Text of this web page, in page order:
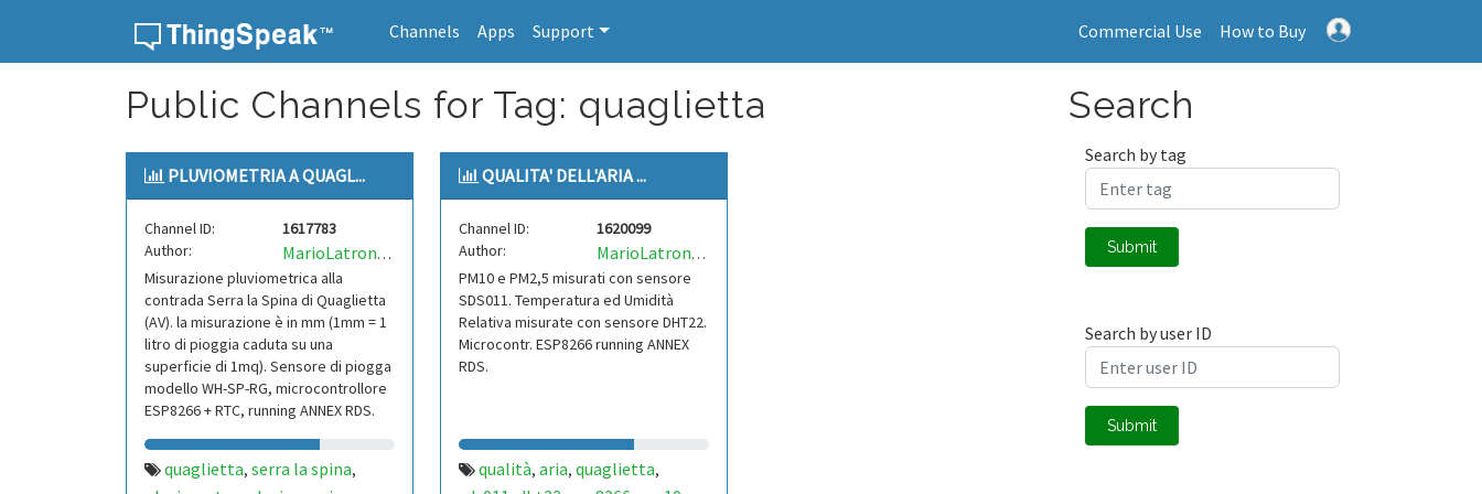
Channels Apps Support Commercial Use How to Buy
Public Channels for Tag: quaglietta
PLUVIOMETRIA A QUAGL...
Channel ID:
1617783
Author:
MarioLatronico
Misurazione pluviometrica alla
contrada Serra la Spina di Quaglietta
(AV). la misurazione è in mm (1mm = 1
litro di pioggia caduta su una
superficie di 1mq). Sensore di piogga
modello WH-SP-RG, microcontrollore
ESP8266 + RTC, running ANNEX RDS.
quaglietta, serra la spina,
QUALITA' DELL'ARIA ...
Channel ID:
1620099
Author:
MarioLatronico
PM10 e PM2,5 misurati con sensore
SDS011. Temperatura ed Umidità
Relativa misurate con sensore DHT22.
Microcontr. ESP8266 running ANNEX
RDS.
qualità, aria, quaglietta,
Search
Search by tag
Submit
Search by user ID
Submit